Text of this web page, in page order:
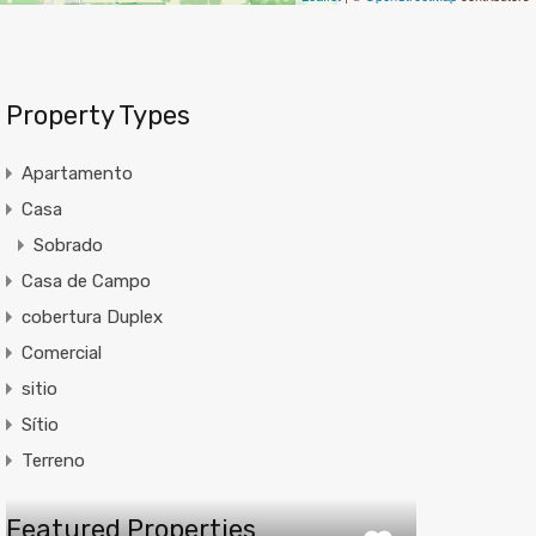
Property Types
Apartamento
Casa
Sobrado
Casa de Campo
cobertura Duplex
Comercial
sitio
Sítio
Terreno
Featured Properties